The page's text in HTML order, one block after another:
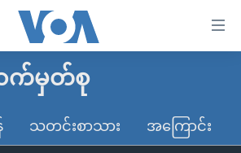
က်မှတ်စု
သတင်းစာသား အကြောင်း